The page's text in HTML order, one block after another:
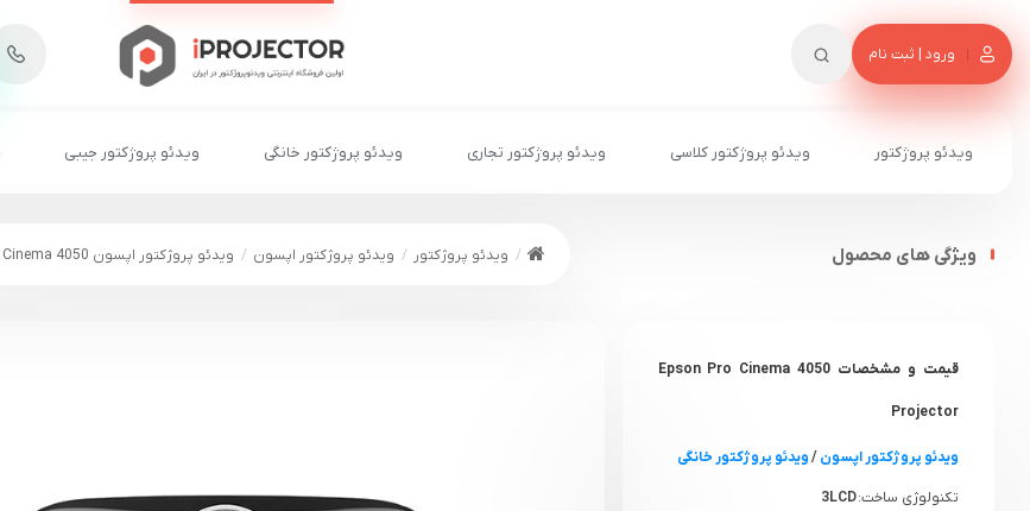
ورود | ثبت نام
8
ویدئو پروژکتور ویدئو پروژکتور کلاسی ویدئو پروژکتور تجاری ویدئو پروژکتور خانگی ویدئو پروژکتور جیبی
ویدئو پروژکتور ویدئو پروژکتور اپسون ویدئو پروژکتور اپسون Epson Pro Cinema 4050 ویژگی های محصول
قیمت و مشخصات Epson Pro Cinema 4050
Projector
ویدئو پروژکتور اپسون/ویدئو پروژکتور خانگی
تکنولوژی ساخت:3LCD